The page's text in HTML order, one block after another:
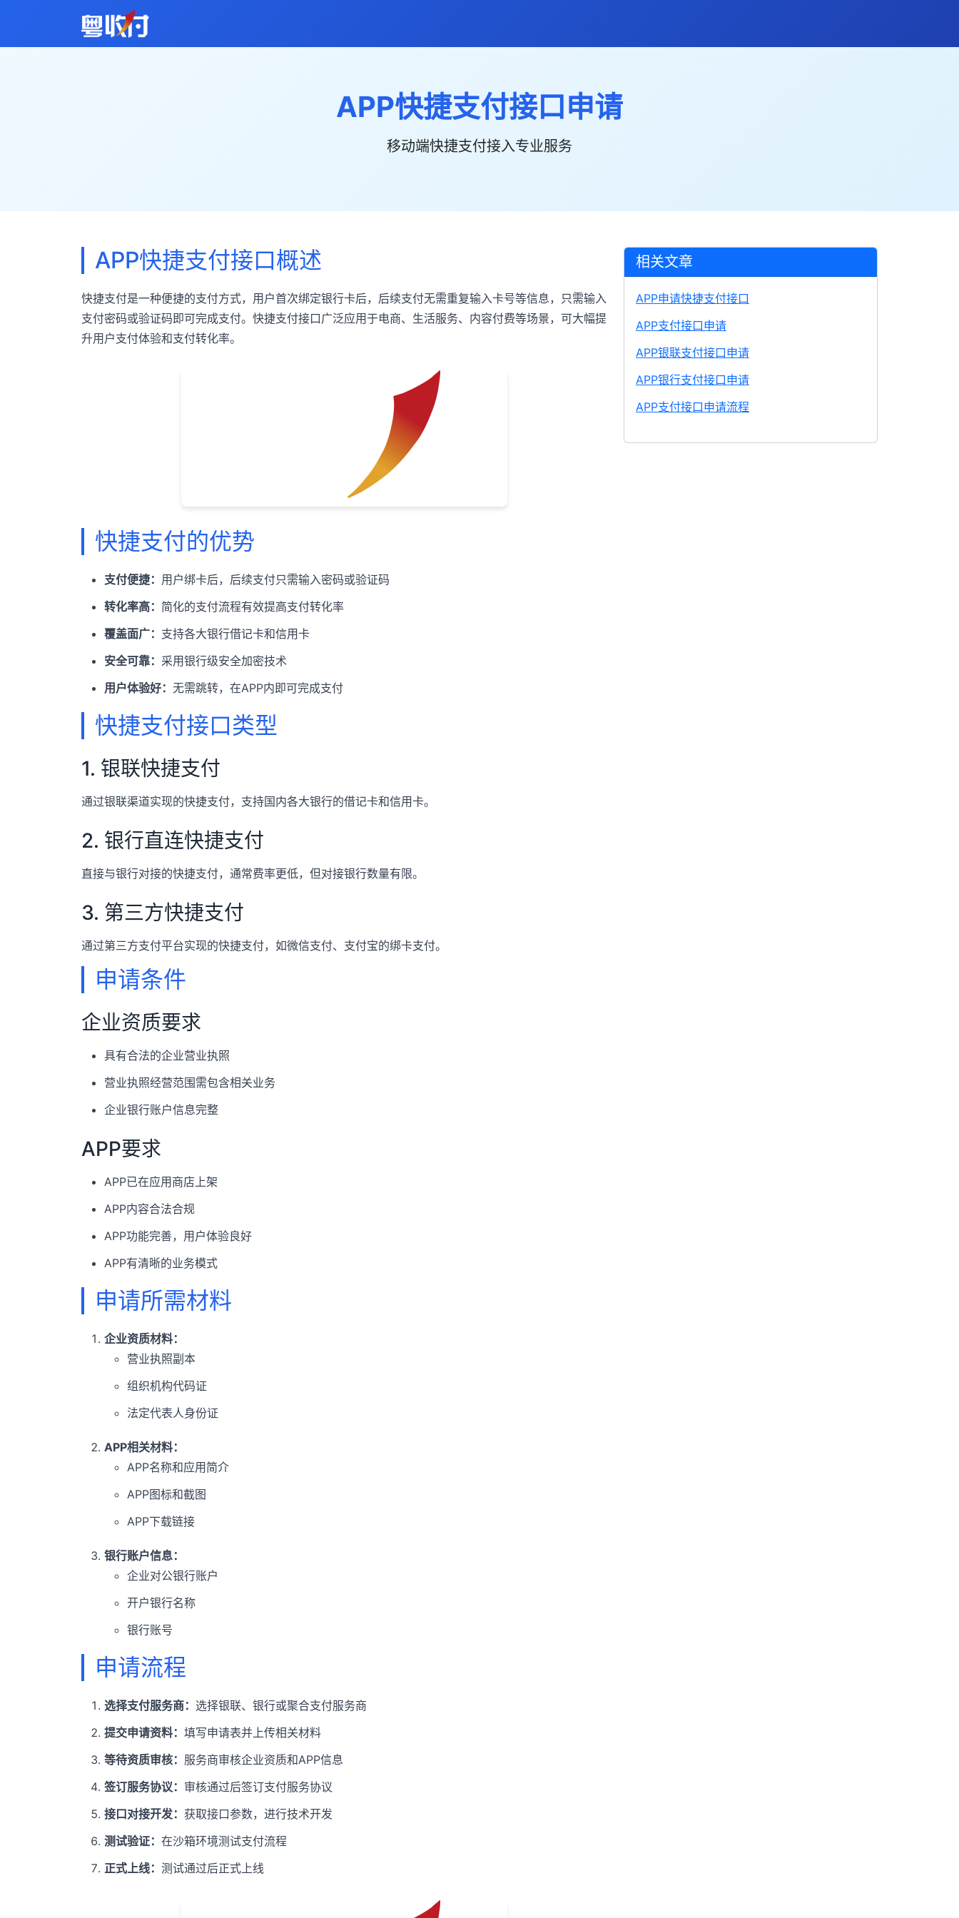
APP快捷支付接口申请
移动端快捷支付接入专业服务
APP快捷支付接口概述
快捷支付是一种便捷的支付方式，用户首次绑定银行卡后，后续支付无需重复输入卡号等信息，只需输入
支付密码或验证码即可完成支付。快捷支付接口广泛应用于电商、生活服务、内容付费等场景，可大幅提
升用户支付体验和支付转化率。
快捷支付的优势
支付便捷： 用户绑卡后，后续支付只需输入密码或验证码
转化率高： 简化的支付流程有效提高支付转化率
覆盖面广： 支持各大银行借记卡和信用卡
安全可靠： 采用银行级安全加密技术
用户体验好： 无需跳转，在APP内即可完成支付
快捷支付接口类型
1. 银联快捷支付
通过银联渠道实现的快捷支付，支持国内各大银行的借记卡和信用卡。
2. 银行直连快捷支付
直接与银行对接的快捷支付，通常费率更低，但对接银行数量有限。
3. 第三方快捷支付
通过第三方支付平台实现的快捷支付，如微信支付、支付宝的绑卡支付。
申请条件
企业资质要求
具有合法的企业营业执照
营业执照经营范围需包含相关业务
企业银行账户信息完整
APP要求
APP已在应用商店上架
APP内容合法合规
APP功能完善，用户体验良好
APP有清晰的业务模式
申请所需材料
企业资质材料：
营业执照副本
组织机构代码证
法定代表人身份证
APP相关材料：
APP名称和应用简介
APP图标和截图
APP下载链接
银行账户信息：
企业对公银行账户
开户银行名称
银行账号
申请流程
选择支付服务商： 选择银联、银行或聚合支付服务商
提交申请资料： 填写申请表并上传相关材料
等待资质审核： 服务商审核企业资质和APP信息
签订服务协议： 审核通过后签订支付服务协议
接口对接开发： 获取接口参数，进行技术开发
测试验证： 在沙箱环境测试支付流程
正式上线： 测试通过后正式上线
相关文章
APP申请快捷支付接口
APP支付接口申请
APP银联支付接口申请
APP银行支付接口申请
APP支付接口申请流程